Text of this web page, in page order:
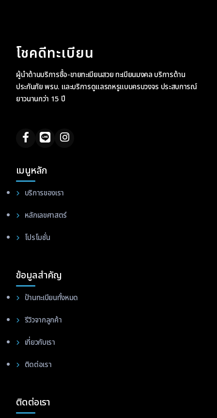
โชคดีทะเบียน
ผู้นำด้านบริการซื้อ-ขายทะเบียนสวย ทะเบียนมงคล บริการด้าน
ประกันภัย พรบ. และบริการดูแลรถหรูแบบครบวงจร ประสบการณ์
ยาวนานกว่า 15 ปี
เมนูหลัก
บริการของเรา
หลักเลขศาสตร์
โปรโมชั่น
ข้อมูลสำคัญ
ป้านทะเบียนทั้งหมด
รีวิวจากลูกค้า
เกี่ยวกับเรา
ติดต่อเรา
ติดต่อเรา